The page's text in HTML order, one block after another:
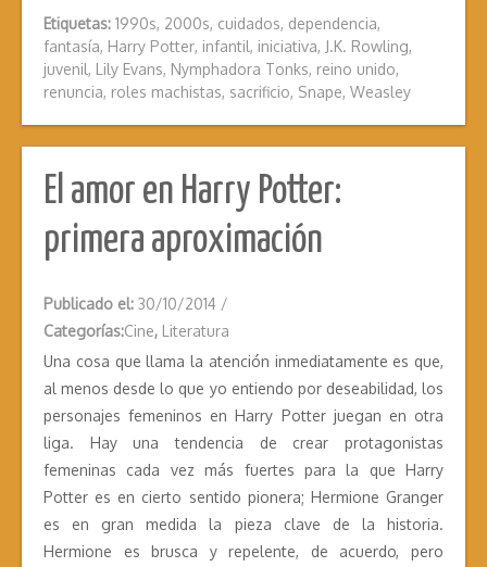
Etiquetas: 1990s, 2000s, cuidados, dependencia,
fantasía, Harry Potter, infantil, iniciativa, J.K. Rowling,
juvenil, Lily Evans, Nymphadora Tonks, reino unido,
renuncia, roles machistas, sacrificio, Snape, Weasley
El amor en Harry Potter:
primera aproximación
Publicado el: 30/10/2014 /
Categorías:Cine, Literatura
Una cosa que llama la atención inmediatamente es que,
al menos desde lo que yo entiendo por deseabilidad, los
personajes femeninos en Harry Potter juegan en otra
liga. Hay una tendencia de crear protagonistas
femeninas cada vez más fuertes para la que Harry
Potter es en cierto sentido pionera; Hermione Granger
es en gran medida la pieza clave de la historia.
Hermione es brusca y repelente, de acuerdo, pero